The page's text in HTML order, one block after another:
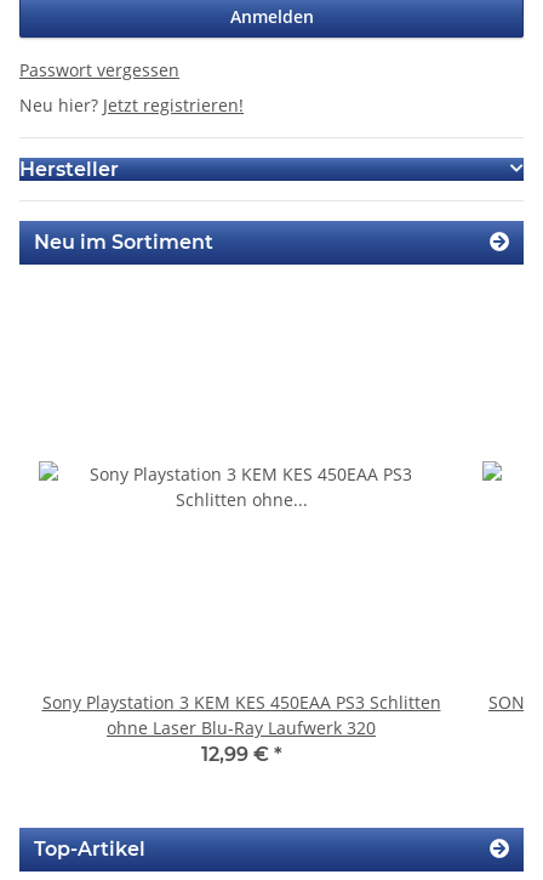
Anmelden
Passwort vergessen
Neu hier? Jetzt registrieren!
Hersteller
Neu im Sortiment
Sony Playstation 3 KEM KES 450EAA PS3 Schlitten
ohne Laser Blu-Ray Laufwerk 320
12,99 € *
Top-Artikel